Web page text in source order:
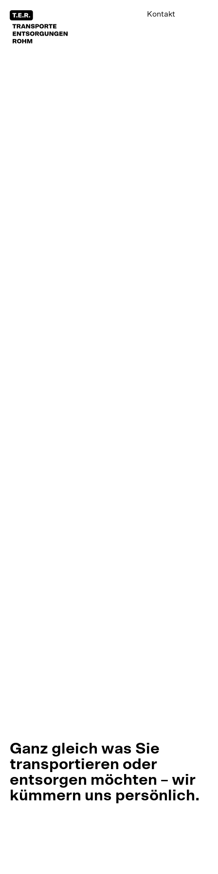
Kontakt
Ganz gleich was Sie
transportieren oder
entsorgen möchten – wir
kümmern uns persönlich.